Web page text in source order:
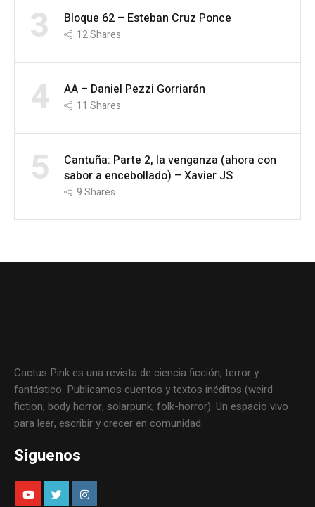
3 Bloque 62 – Esteban Cruz Ponce
12Shares
4 AA – Daniel Pezzi Gorriarán
11 Shares
5
Cantuña: Parte 2, la venganza (ahora con
sabor a encebollado) – Xavier JS
9Shares
Cactus Pink es una revista de ciencia ficción, terror y
fantástico. Publicamos cuentos y textos inéditos (weird
fiction, body horror, solarpunk, folk-horror). Un espacio vivo
para leer, escribir y crecer en comunidad.
Síguenos